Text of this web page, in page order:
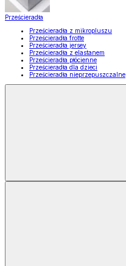
Prześcieradła
Prześcieradła z mikropluszu
Prześcieradła frotte
Prześcieradła jersey
Prześcieradła z elastanem
Prześcieradła płócienne
Prześcieradła dla dzieci
Prześcieradła nieprzepuszczalne